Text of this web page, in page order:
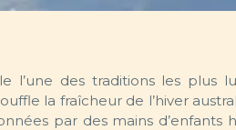
l’une des traditions les plus
la fraîcheur de l’hiver
par des mains d’enfants